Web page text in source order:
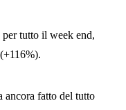
tutto il week end,
ancora fatto del tutto